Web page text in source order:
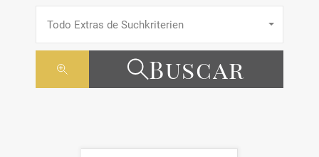
Todo Extras de Suchkriterien
Buscar